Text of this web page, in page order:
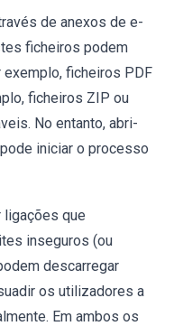
de anexos de e-
ficheiros podem
ficheiros PDF
ficheiros ZIP ou
No entanto, abri-
iniciar o processo
ligações que
inseguros (ou
descarregar
os utilizadores a
Em ambos os